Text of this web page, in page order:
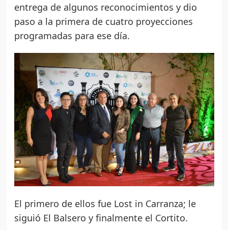
entrega de algunos reconocimientos y dio
paso a la primera de cuatro proyecciones
programadas para ese día.
El primero de ellos fue Lost in Carranza; le
siguió El Balsero y finalmente el Cortito.